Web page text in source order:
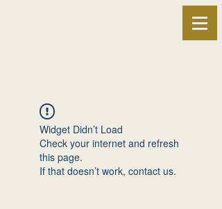
Widget Didn’t Load
Check your internet and refresh
this page.
If that doesn’t work, contact us.